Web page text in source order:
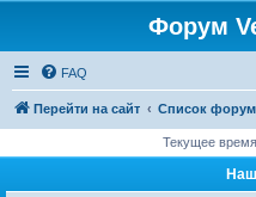
Форум
FAQ
Перейти на сайт Список
Текущее